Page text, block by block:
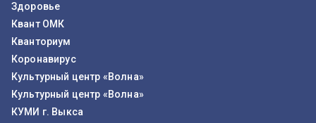
Здоровье
Квант ОМК
Кванториум
Коронавирус
Культурный центр «Волна»
Культурный центр «Волна»
КУМИ г. Выкса